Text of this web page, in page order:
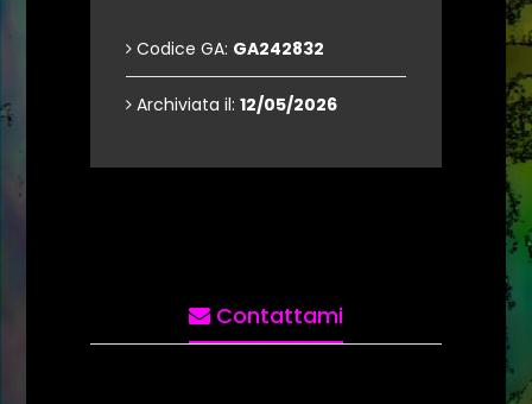
Codice GA: GA242832
Archiviata il: 12/05/2026
Contattami